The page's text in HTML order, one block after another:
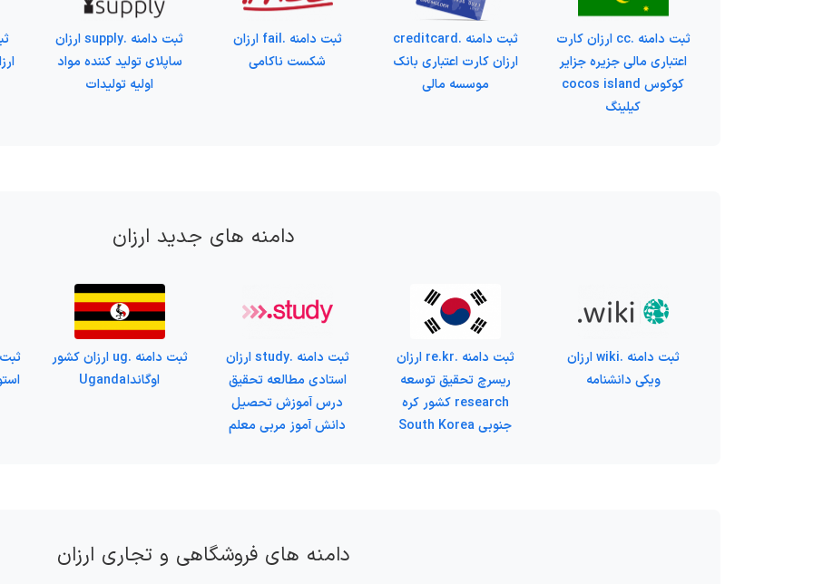
ثبت دامنه .cc ارزان کارت
اعتباری مالی جزیره جزایر
کوکوس cocos island
کیلینگ
ثبت دامنه .creditcard
ارزان کارت اعتباری بانک
موسسه مالی
ثبت دامنه .fail ارزان
شکست ناکامی
ثبت دامنه .supply ارزان
ساپلای تولید کننده مواد
اولیه تولیدات
دامنه های جدید ارزان
ثبت دامنه .wiki ارزان
ویکی دانشنامه
ثبت دامنه .re.kr ارزان
ریسرچ تحقیق توسعه
research کشور کره
جنوبی South Korea
ثبت دامنه .study ارزان
استادی مطالعه تحقیق
درس آموزش تحصیل
دانش آموز مربی معلم
ثبت دامنه .ug ارزان کشور
اوگاندا Uganda
دامنه های فروشگاهی و تجاری ارزان